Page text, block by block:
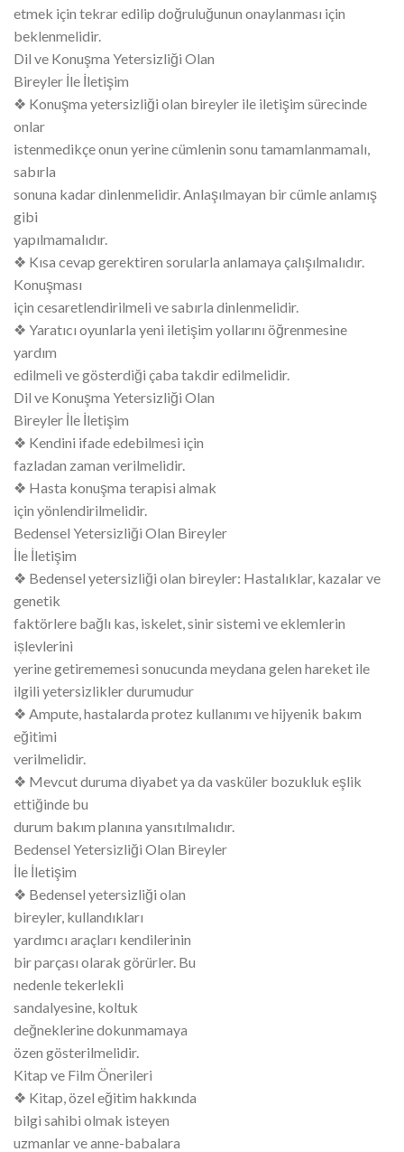
etmek için tekrar edilip doğruluğunun onaylanması için
beklenmelidir.
Dil ve Konuşma Yetersizliği Olan
Bireyler İle İletişim
❖ Konuşma yetersizliği olan bireyler ile iletişim sürecinde
onlar
istenmedikçe onun yerine cümlenin sonu tamamlanmamalı,
sabırla
sonuna kadar dinlenmelidir. Anlaşılmayan bir cümle anlamış
gibi
yapılmamalıdır.
❖ Kısa cevap gerektiren sorularla anlamaya çalışılmalıdır.
Konuşması
için cesaretlendirilmeli ve sabırla dinlenmelidir.
❖ Yaratıcı oyunlarla yeni iletişim yollarını öğrenmesine
yardım
edilmeli ve gösterdiği çaba takdir edilmelidir.
Dil ve Konuşma Yetersizliği Olan
Bireyler İle İletişim
❖ Kendini ifade edebilmesi için
fazladan zaman verilmelidir.
❖ Hasta konuşma terapisi almak
için yönlendirilmelidir.
Bedensel Yetersizliği Olan Bireyler
İle İletişim
❖ Bedensel yetersizliği olan bireyler: Hastalıklar, kazalar ve
genetik
faktörlere bağlı kas, iskelet, sinir sistemi ve eklemlerin
ișlevlerini
yerine getirememesi sonucunda meydana gelen hareket ile
ilgili yetersizlikler durumudur
❖ Ampute, hastalarda protez kullanımı ve hijyenik bakım
eğitimi
verilmelidir.
❖ Mevcut duruma diyabet ya da vasküler bozukluk eşlik
ettiğinde bu
durum bakım planına yansıtılmalıdır.
Bedensel Yetersizliği Olan Bireyler
İle İletişim
❖ Bedensel yetersizliği olan
bireyler, kullandıkları
yardımcı araçları kendilerinin
bir parçası olarak görürler. Bu
nedenle tekerlekli
sandalyesine, koltuk
değneklerine dokunmamaya
özen gösterilmelidir.
Kitap ve Film Önerileri
❖ Kitap, özel eğitim hakkında
bilgi sahibi olmak isteyen
uzmanlar ve anne-babalara